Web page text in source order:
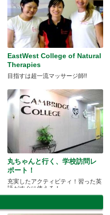
EastWest College of Natural
Therapies
目指すは超一流マッサージ師!!
丸ちゃんと行く、学校訪問レ
ポート！
充実したアクティビティ！習った英
語がすぐに使える！